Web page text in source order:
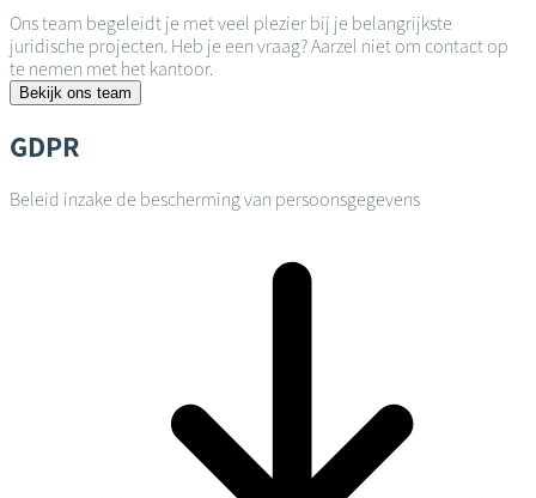
Ons team begeleidt je met veel plezier bij je belangrijkste
juridische projecten. Heb je een vraag? Aarzel niet om contact op
te nemen met het kantoor.
Bekijk ons team
GDPR
Beleid inzake de bescherming van persoonsgegevens